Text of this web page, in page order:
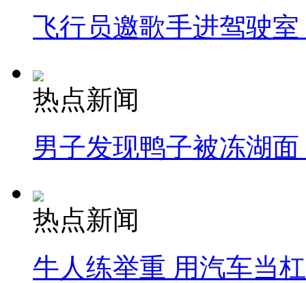
飞行员邀歌手进驾驶
热点新闻
男子发现鸭子被冻湖
热点新闻
牛人练举重 用汽车当